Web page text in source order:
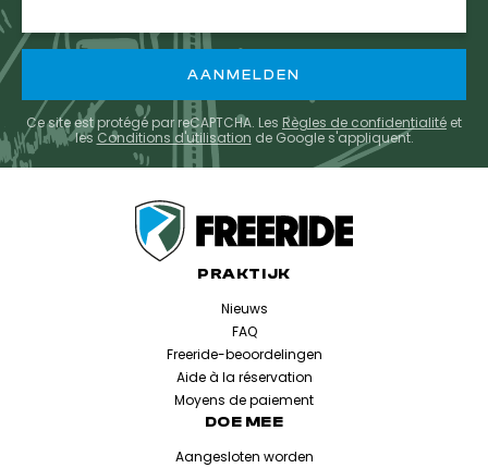
Ce site est protégé par reCAPTCHA. Les Règles de confidentialité et
les Conditions d'utilisation de Google s'appliquent.
PRAKTIJK
Nieuws
FAQ
Freeride-beoordelingen
Aide à la réservation
Moyens de paiement
DOE MEE
Aangesloten worden